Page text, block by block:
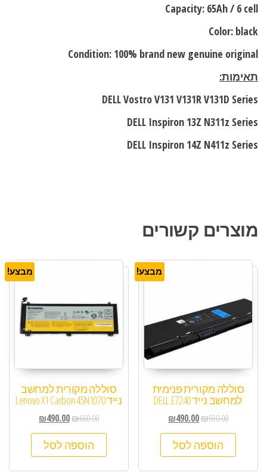
Capacity: 65Ah / 6 cell
Color: black
Condition: 100% brand new genuine original
תאימות:
DELL Vostro V131 V131R V131D Series
DELL Inspiron 13Z N311z Series
DELL Inspiron 14Z N411z Series
מוצרים קשורים
מבצע!
סוללה מקורית פנימית
למחשב נייד DELL E7240
₪590.00
₪490.00
הוספה לסל
מבצע!
סוללה מקורית למחשב
נייד Lenovo X1 Carbon 45N1070
₪600.00
₪490.00
הוספה לסל